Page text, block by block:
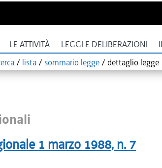
LE ATTIVITÀ LEGGI E DELIBERAZIONI
/ lista / sommario legge / dettaglio legge
1 marzo 1988, n. 7